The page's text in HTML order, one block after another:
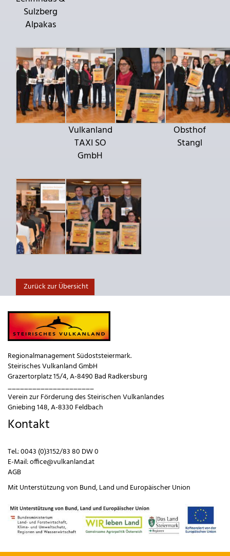
Sulzberg
Alpakas
Vulkanland
TAXI SO
GmbH
Obsthof
Stangl
Zurück zur Übersicht
Regionalmanagement Südoststeiermark.
Steirisches Vulkanland GmbH
Grazertorplatz 15/4, A-8490 Bad Radkersburg
_____________________
Verein zur Förderung des Steirischen Vulkanlandes
Gniebing 148, A-8330 Feldbach
Kontakt
Tel.:0043 (0)3152/83 80 DW 0
E-Mail:office@vulkanland.at
AGB
Mit Unterstützung von Bund,Land und Europäischer Union